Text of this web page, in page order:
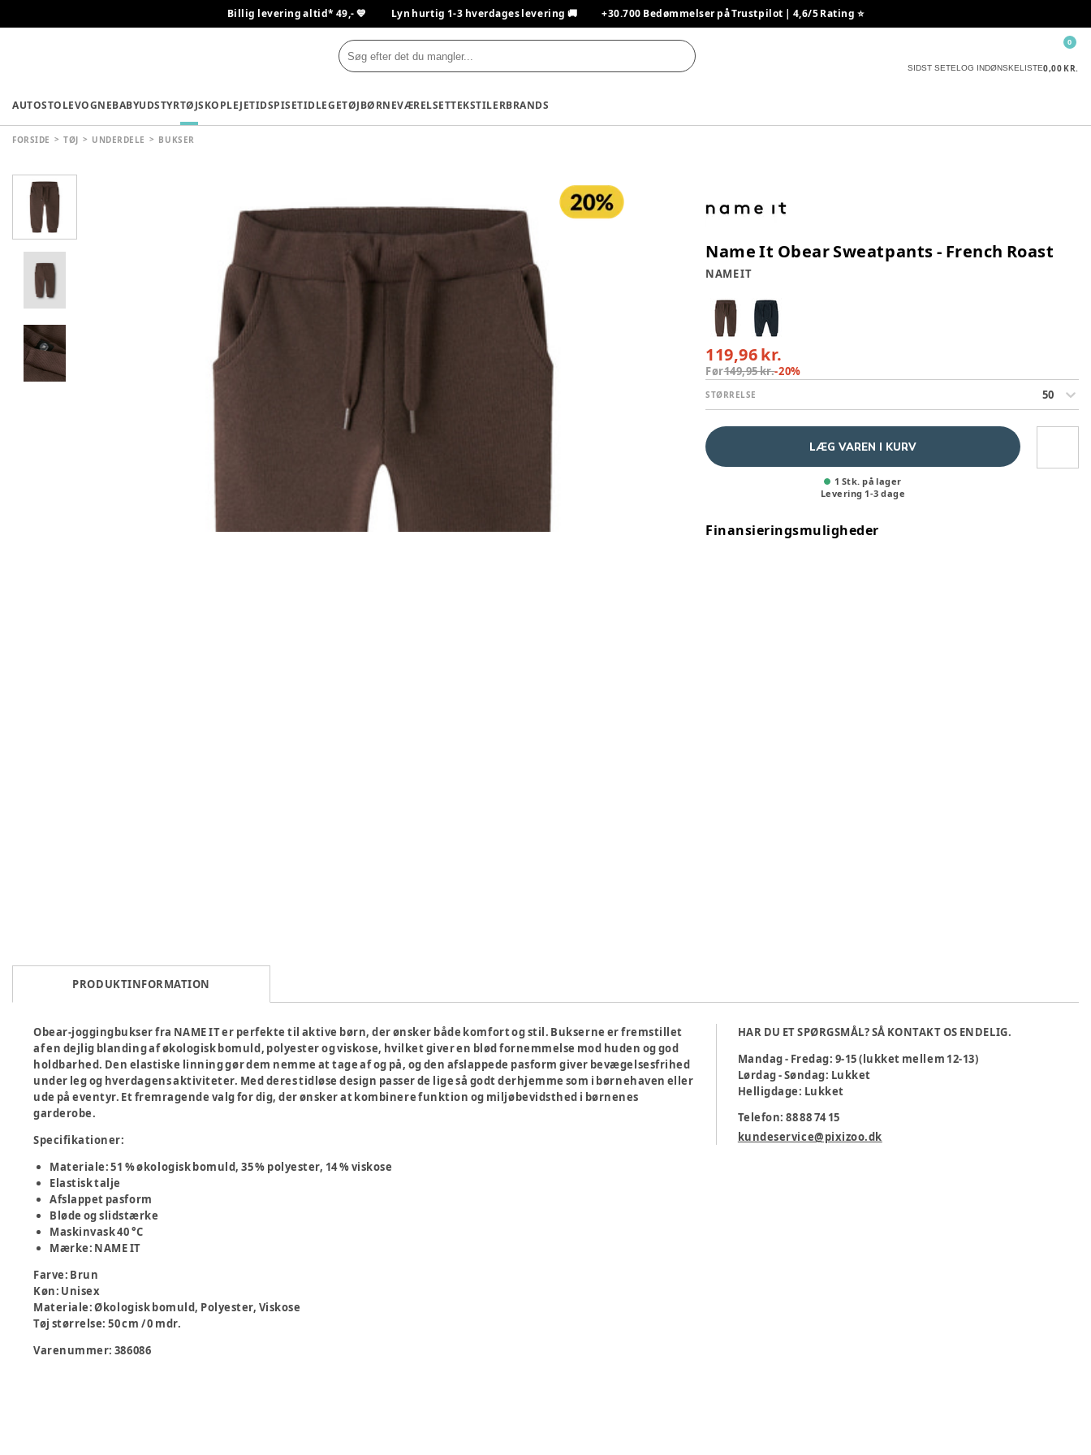
Billig levering altid* 49,- 💙 Lyn hurtig 1-3 hverdages levering 🚚 +30.700 Bedømmelser på Trustpilot | 4,6/5 Rating ⭐️
SIDST SETELOG INDØNSKELISTE0,00 KR.
0
AUTOSTOLEVOGNEBABYUDSTYRTØJSKOPLEJETIDSPISETIDLEGETØJBØRNEVÆRELSETTEKSTILERBRANDS
FORSIDE TØJ UNDERDELE BUKSER
Name It Obear Sweatpants - French Roast
NAME IT
119,96 kr.
Før149,95 kr.-20%
STØRRELSE 50
LÆG VAREN I KURV
1 Stk. på lager
Levering 1-3 dage
Finansieringsmuligheder
PRODUKTINFORMATION
Obear-joggingbukser fra NAME IT er perfekte til aktive børn, der ønsker både komfort og stil. Bukserne er fremstillet
af en dejlig blanding af økologisk bomuld, polyester og viskose, hvilket giver en blød fornemmelse mod huden og god
holdbarhed. Den elastiske linning gør dem nemme at tage af og på, og den afslappede pasform giver bevægelsesfrihed
under leg og hverdagens aktiviteter. Med deres tidløse design passer de lige så godt derhjemme som i børnehaven eller
ude på eventyr. Et fremragende valg for dig, der ønsker at kombinere funktion og miljøbevidsthed i børnenes
garderobe.
Specifikationer:
Materiale: 51 % økologisk bomuld, 35 % polyester, 14 % viskose
Elastisk talje
Afslappet pasform
Bløde og slidstærke
Maskinvask 40 °C
Mærke: NAME IT
Farve: Brun
Køn: Unisex
Materiale:Økologisk bomuld, Polyester, Viskose
Tøj størrelse:50 cm / 0 mdr.
Varenummer: 386086
HAR DU ET SPØRGSMÅL? SÅ KONTAKT OS ENDELIG.
Mandag - Fredag: 9-15 (lukket mellem 12-13)
Lørdag - Søndag: Lukket
Helligdage: Lukket
Telefon: 88 88 74 15
kundeservice@pixizoo.dk